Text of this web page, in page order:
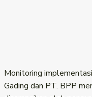
Monitoring
Gading dan PT. BPP